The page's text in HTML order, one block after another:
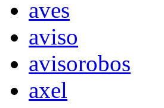
aves
aviso
avisorobos
axel